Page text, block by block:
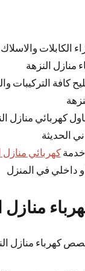
الكابلات والاسلاك
النزهة
كافة التركيبات
كهربائي منازل
الحديثة
خدمةكهربائي
داخلي في المنزل
منازل
كهرباء منازل